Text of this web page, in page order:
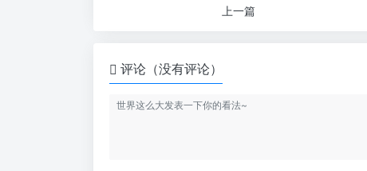
上一篇
评论（没有评论）